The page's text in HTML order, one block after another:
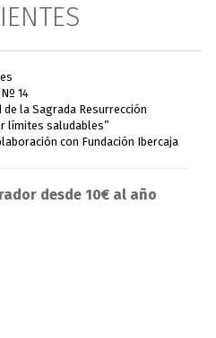
14
la Sagrada Resurrección
límites saludables”
con Fundación Ibercaja
desde 10€ al año